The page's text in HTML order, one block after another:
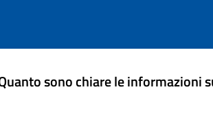
sono chiare le informazioni